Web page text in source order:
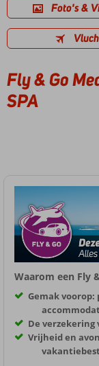
Foto's &
Fly & Go
SPA
Waarom een Fly
Gemak
De verzekering
Vrijheid en